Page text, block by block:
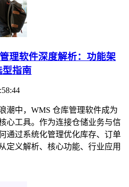
理软件深度解析：功能架
型指南
潮中，WMS 仓库管理软件成为
心工具。作为连接仓储业务与信
通过系统化管理优化库存、订单
定义解析、核心功能、行业应用